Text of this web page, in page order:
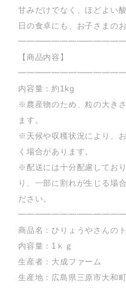
甘みだけでなく、ほどよい
日の食卓にも、お子さまの
【商品内容】
内容量：約1kg
※農産物のため、粒の大き
ます。
※天候や収穫状況により、
く場合があります。
※配送には十分配慮してお
り、一部に割れが生じる場
ださい。
商品名：ひりょうやさんの
内容量：1ｋｇ
生産者：大成ファーム
生産地：広島県三原市大和町